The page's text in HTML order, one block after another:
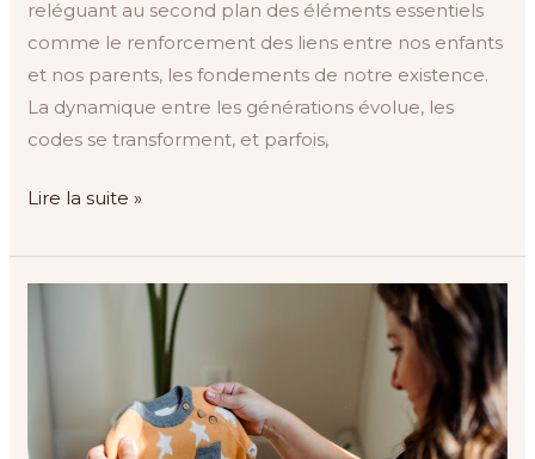
reléguant au second plan des éléments essentiels
comme le renforcement des liens entre nos enfants
et nos parents, les fondements de notre existence.
La dynamique entre les générations évolue, les
codes se transforment, et parfois,
Lire la suite »
Accouchement :